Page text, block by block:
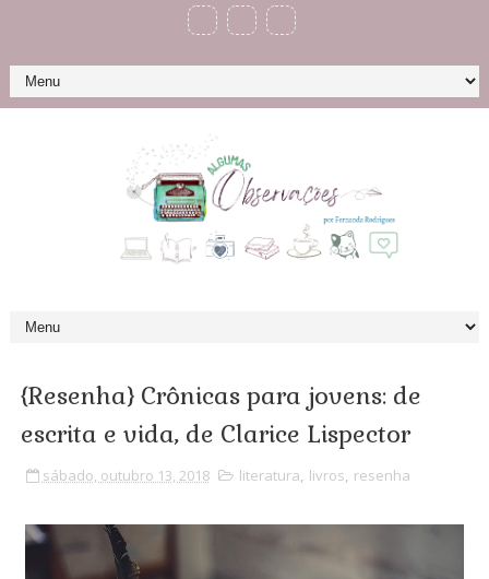
{Resenha} Crônicas para jovens: de
escrita e vida, de Clarice Lispector
sábado, outubro 13, 2018 literatura, livros, resenha